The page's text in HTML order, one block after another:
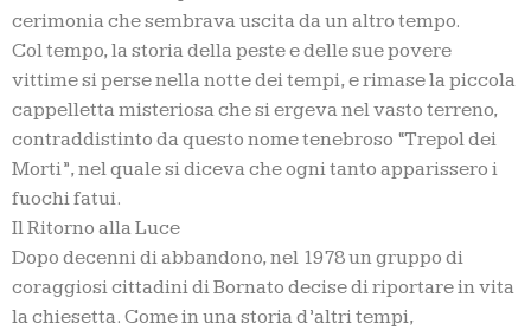
cerimonia che sembrava uscita da un altro tempo.
Col tempo, la storia della peste e delle sue povere
vittime si perse nella notte dei tempi, e rimase la piccola
cappelletta misteriosa che si ergeva nel vasto terreno,
contraddistinto da questo nome tenebroso “Trepol dei
Morti”, nel quale si diceva che ogni tanto apparissero i
fuochi fatui.
Il Ritorno alla Luce
Dopo decenni di abbandono, nel 1978 un gruppo di
coraggiosi cittadini di Bornato decise di riportare in vita
la chiesetta. Come in una storia d’altri tempi,